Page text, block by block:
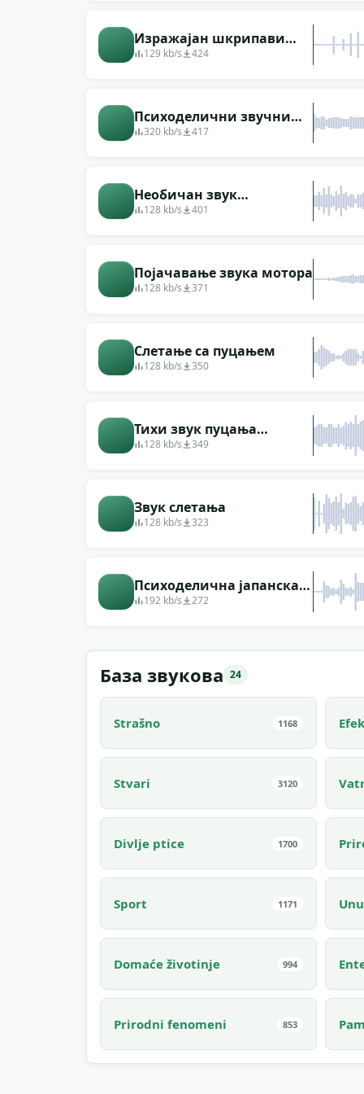
Изражајан шкрипави
звук
129 kb/s 424
Психоделични звучни
слој, бљесак, брза рука,
320 kb/s 417
Необичан звук
заустављања
128 kb/s 401
Појачавање звука мотора
128 kb/s 371
Слетање са пуцањем
128 kb/s 350
Тихи звук пуцања
ласерског оружја
128 kb/s 349
Звук слетања
128 kb/s 323
Психоделична јапанска
електронска
192 kb/s 272
База звукова 24
Strašno 1168
Stvari 3120
Divlje ptice 1700
Sport 1171
Domaće životinje 994
Prirodni fenomeni 853